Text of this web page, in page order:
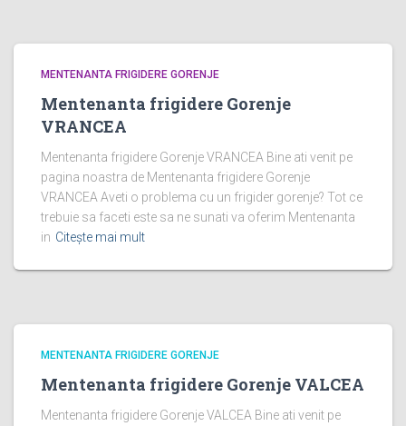
MENTENANTA FRIGIDERE GORENJE
Mentenanta frigidere Gorenje
VRANCEA
Mentenanta frigidere Gorenje VRANCEA Bine ati venit pe
pagina noastra de Mentenanta frigidere Gorenje
VRANCEA Aveti o problema cu un frigider gorenje? Tot ce
trebuie sa faceti este sa ne sunati va oferim Mentenanta
in Citește mai mult
MENTENANTA FRIGIDERE GORENJE
Mentenanta frigidere Gorenje VALCEA
Mentenanta frigidere Gorenje VALCEA Bine ati venit pe